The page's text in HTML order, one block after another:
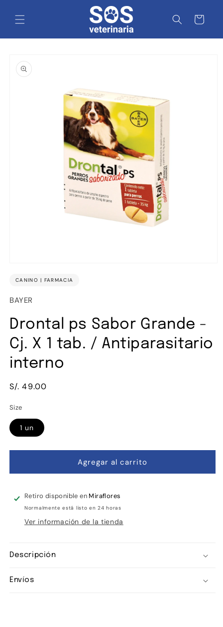
al contenido
Carrito
información
multimedia
en
una
modal
CANINO | FARMACIA
BAYER
Drontal ps Sabor Grande -
Cj. X 1 tab. / Antiparasitario
interno
Precio
S/. 49.00
Size
1 un
Agregar al carrito
Retiro disponible en Miraflores
Normalmente está listo en 24 horas
Ver información de la tienda
Descripción
Envíos